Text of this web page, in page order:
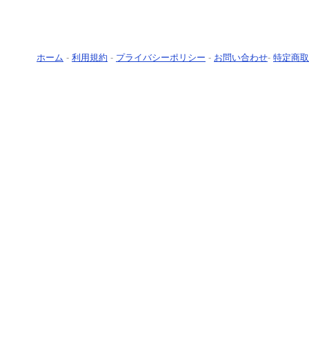
ホーム - 利用規約 - プライバシーポリシー - お問い合わせ- 特定商